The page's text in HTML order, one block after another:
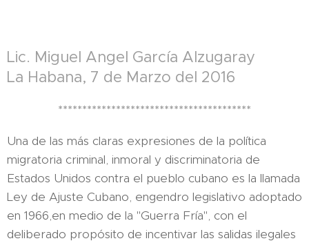
Lic. Miguel Angel García Alzugaray
La Habana, 7 de Marzo del 2016
****************************************
Una de las más claras expresiones de la política
migratoria criminal, inmoral y discriminatoria de
Estados Unidos contra el pueblo cubano es la llamada
Ley de Ajuste Cubano, engendro legislativo adoptado
en 1966,en medio de la "Guerra Fría", con el
deliberado propósito de incentivar las salidas ilegales